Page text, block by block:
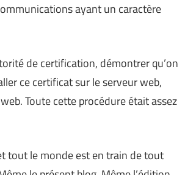
ayant un caractère
de certification, démontrer qu’on
ce certificat sur le serveur web,
Toute cette procédure était assez
tout le monde est en train de tout